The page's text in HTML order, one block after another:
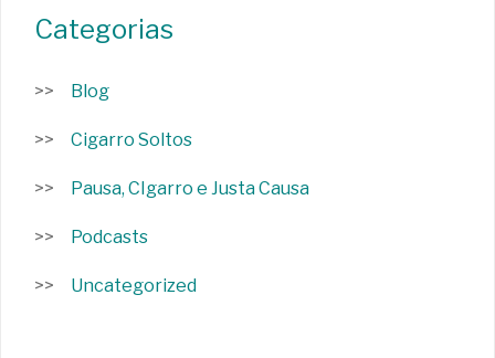
Categorias
Blog
Cigarro Soltos
Pausa, CIgarro e Justa Causa
Podcasts
Uncategorized